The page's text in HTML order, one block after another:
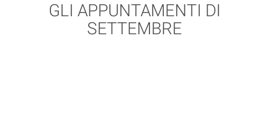
GLI APPUNTAMENTI DI
SETTEMBRE